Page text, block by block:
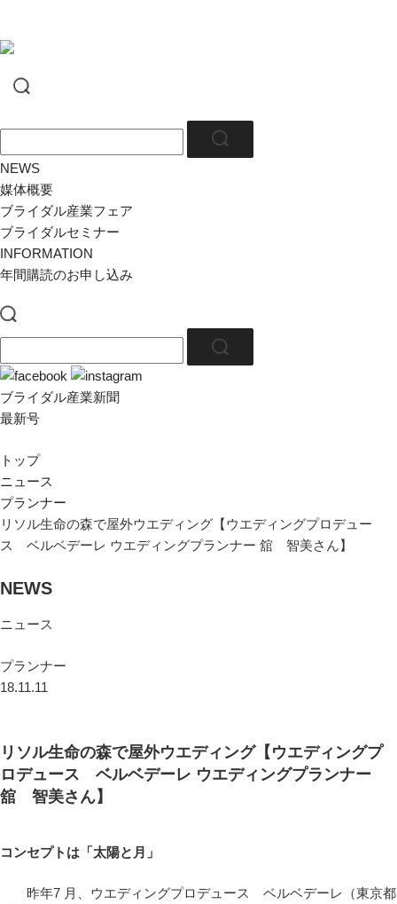
NEWS
媒体概要
ブライダル産業フェア
ブライダルセミナー
INFORMATION
年間購読のお申し込み
ブライダル産業新聞
最新号
トップ
ニュース
プランナー
リソル生命の森で屋外ウエディング【ウエディングプロデュー
ス ベルベデーレ ウエディングプランナー 舘 智美さん】
NEWS
ニュース
プランナー
18.11.11
リソル生命の森で屋外ウエディング【ウエディングプ
ロデュース ベルベデーレ ウエディングプランナー
舘 智美さん】
コンセプトは「太陽と月」
昨年7 月、ウエディングプロデュース ベルベデーレ（東京都